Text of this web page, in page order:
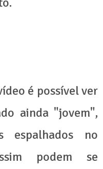
é possível ver
ainda "jovem",
espalhados no
podem se